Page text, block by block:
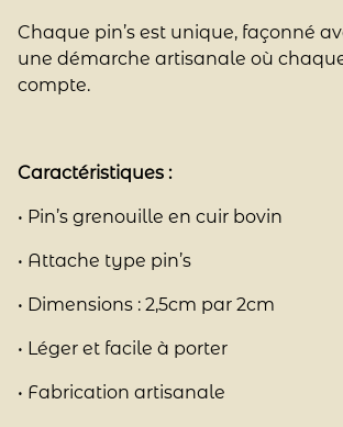
Chaque pin’s est unique, façonné
une démarche artisanale où
compte.
Caractéristiques :
• Pin’s grenouille en cuir bovin
• Attache type pin’s
• Dimensions : 2,5cm par 2cm
• Léger et facile à porter
• Fabrication artisanale